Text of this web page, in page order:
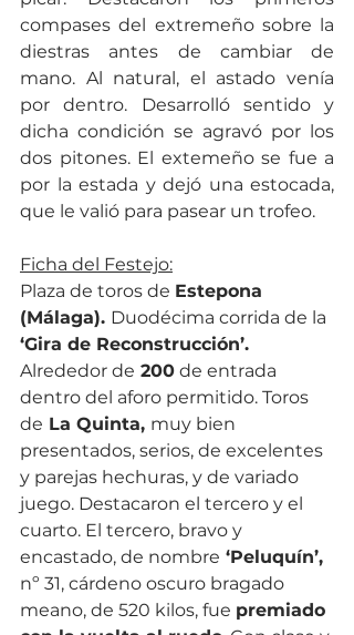
compases del extremeño sobre la
diestras antes de cambiar de
mano. Al natural, el astado venía
por dentro. Desarrolló sentido y
dicha condición se agravó por los
dos pitones. El extemeño se fue a
por la estada y dejó una estocada,
que le valió para pasear un trofeo.
Ficha del Festejo:
Plaza de toros de Estepona
(Málaga). Duodécima corrida de la
‘Gira de Reconstrucción’.
Alrededor de 200 de entrada
dentro del aforo permitido. Toros
de La Quinta, muy bien
presentados, serios, de excelentes
y parejas hechuras, y de variado
juego. Destacaron el tercero y el
cuarto. El tercero, bravo y
encastado, de nombre ‘Peluquín’,
nº 31, cárdeno oscuro bragado
meano, de 520 kilos, fue premiado